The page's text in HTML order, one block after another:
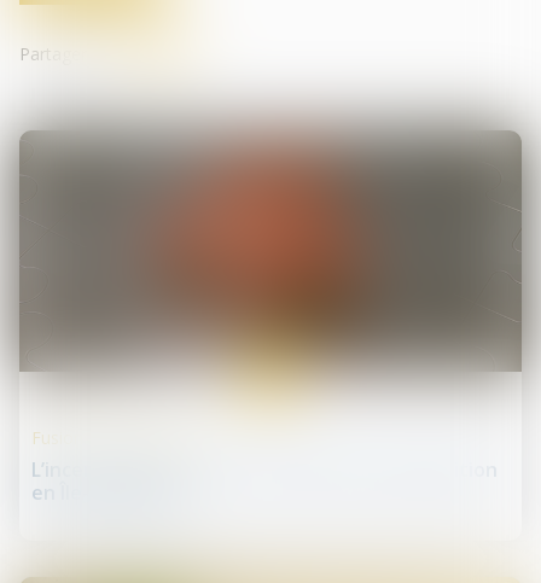
Partager sur
L’incertitude pèse sur l’activité fusion-acquisition
en Île-de-France
Fusions et acquisitions